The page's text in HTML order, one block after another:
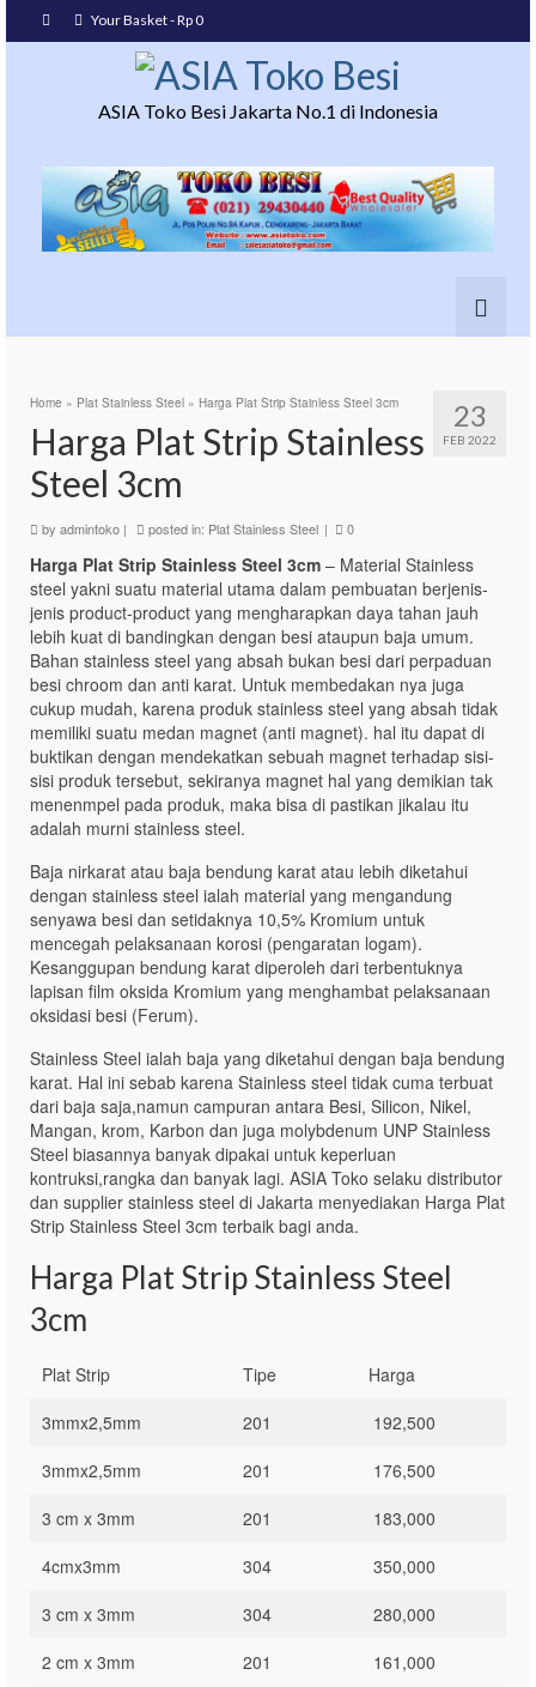
Your Basket-Rp0
ASIA Toko Besi Jakarta No.1 di Indonesia
23
FEB 2022
Home » Plat Stainless Steel » Harga Plat Strip Stainless Steel 3cm
Harga Plat Strip Stainless
Steel 3cm
by admintoko | posted in: Plat Stainless Steel | 0
Harga Plat Strip Stainless Steel 3cm – Material Stainless
steel yakni suatu material utama dalam pembuatan berjenis-
jenis product-product yang mengharapkan daya tahan jauh
lebih kuat di bandingkan dengan besi ataupun baja umum.
Bahan stainless steel yang absah bukan besi dari perpaduan
besi chroom dan anti karat. Untuk membedakan nya juga
cukup mudah, karena produk stainless steel yang absah tidak
memiliki suatu medan magnet (anti magnet). hal itu dapat di
buktikan dengan mendekatkan sebuah magnet terhadap sisi-
sisi produk tersebut, sekiranya magnet hal yang demikian tak
menenmpel pada produk, maka bisa di pastikan jikalau itu
adalah murni stainless steel.
Baja nirkarat atau baja bendung karat atau lebih diketahui
dengan stainless steel ialah material yang mengandung
senyawa besi dan setidaknya 10,5% Kromium untuk
mencegah pelaksanaan korosi (pengaratan logam).
Kesanggupan bendung karat diperoleh dari terbentuknya
lapisan film oksida Kromium yang menghambat pelaksanaan
oksidasi besi (Ferum).
Stainless Steel ialah baja yang diketahui dengan baja bendung
karat. Hal ini sebab karena Stainless steel tidak cuma terbuat
dari baja saja,namun campuran antara Besi, Silicon, Nikel,
Mangan, krom, Karbon dan juga molybdenum UNP Stainless
Steel biasannya banyak dipakai untuk keperluan
kontruksi,rangka dan banyak lagi. ASIA Toko selaku distributor
dan supplier stainless steel di Jakarta menyediakan Harga Plat
Strip Stainless Steel 3cm terbaik bagi anda.
Harga Plat Strip Stainless Steel
3cm
Plat Strip Tipe
Harga
3mmx2,5mm
201
192,500
3mmx2,5mm
201
176,500
3 cm x 3mm
201
183,000
4cmx3mm
304
350,000
3 cm x 3mm
304
280,000
2 cm x 3mm
201
161,000